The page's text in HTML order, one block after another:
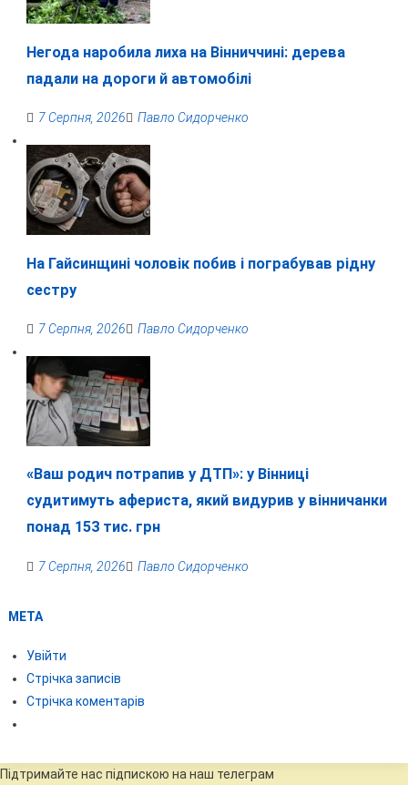
Негода наробила лиха на Вінниччині: дерева
падали на дороги й автомобілі
7 Серпня, 2026 Павло Сидорченко
На Гайсинщині чоловік побив і пограбував рідну
сестру
7 Серпня, 2026 Павло Сидорченко
«Ваш родич потрапив у ДТП»: у Вінниці
судитимуть афериста, який видурив у вінничанки
понад 153 тис. грн
7 Серпня, 2026 Павло Сидорченко
МЕТА
Увійти
Стрічка записів
Стрічка коментарів
Підтримайте нас підпискою на наш телеграм